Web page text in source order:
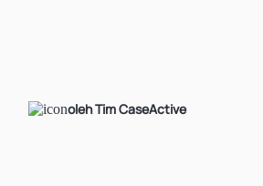
oleh Tim CaseActive